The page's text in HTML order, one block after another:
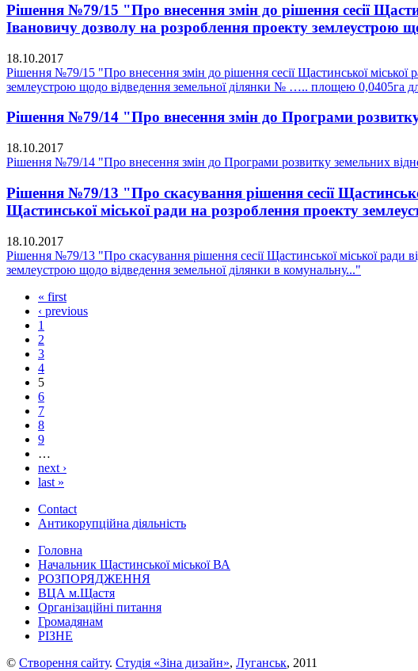
Рішення №79/15 "Про внесення змін до рішення сесії
Івановичу дозволу на розроблення проекту
18.10.2017
Рішення №79/15 "Про внесення змін до рішення сесії Щастинської
землеустрою щодо відведення земельної ділянки № ….. площею 0,0405га
Рішення №79/14 "Про внесення змін до Програми розвитку
18.10.2017
Рішення №79/14 "Про внесення змін до Програми розвитку земельних
Рішення №79/13 "Про скасування рішення сесії
Щастинської міської ради на розроблення проекту
18.10.2017
Рішення №79/13 "Про скасування рішення сесії Щастинської міської
землеустрою щодо відведення земельної ділянки в комунальну..."
« first
‹ previous
1
2
3
4
5
6
7
8
9
…
next ›
last »
Contact
Антикорупційна діяльність
Головна
Начальник Щастинської міської ВА
РОЗПОРЯДЖЕННЯ
ВЦА м.Щастя
Організаційні питання
Громадянам
РІЗНЕ
© Створення сайту. Студія «Зіна дизайн», Луганськ, 2011